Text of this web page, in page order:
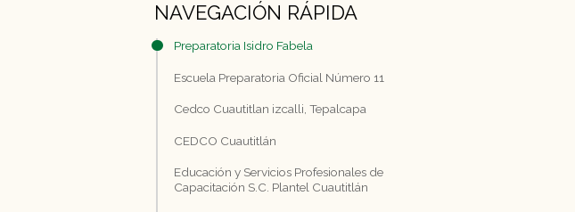
NAVEGACIÓN RÁPIDA
Preparatoria Isidro Fabela
Escuela Preparatoria Oficial Número 11
Cedco Cuautitlan izcalli, Tepalcapa
CEDCO Cuautitlán
Educación y Servicios Profesionales de
Capacitación S.C. Plantel Cuautitlán